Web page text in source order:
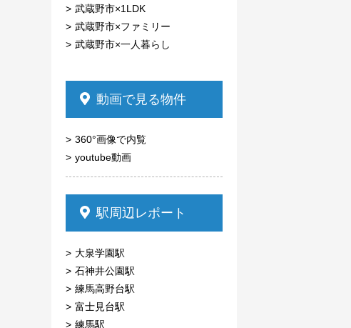
武蔵野市×1LDK
武蔵野市×ファミリー
武蔵野市×一人暮らし
動画で見る物件
360°画像で内覧
youtube動画
駅周辺レポート
大泉学園駅
石神井公園駅
練馬高野台駅
富士見台駅
練馬駅